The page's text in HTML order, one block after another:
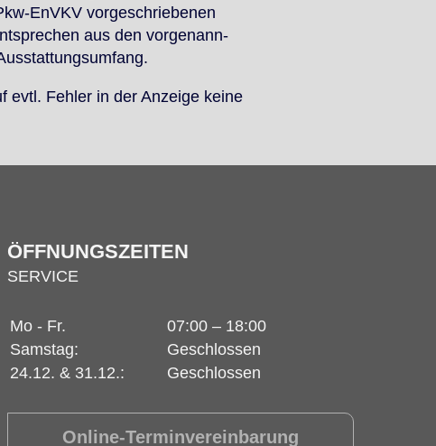
EnVKV vor­ge­schrie­be­nen
aus den vor­ge­nann­
evtl. Feh­ler in der An­zei­ge kei­ne
ÖFFNUNGSZEITEN
SERVICE
Mo - Fr.
07:00 – 18:00
Samstag:
Geschlossen
24.12. & 31.12.:
Geschlossen
Online-Terminvereinbarung